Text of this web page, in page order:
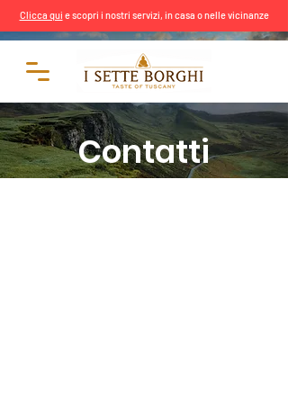
Clicca qui e scopri i nostri servizi, in casa o nelle vicinanze
Contatti